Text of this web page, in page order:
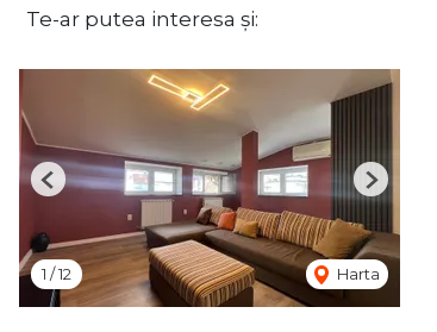
Te-ar putea interesa și:
1 /12 Harta
Previous Next